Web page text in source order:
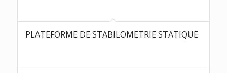
PLATEFORME DE STABILOMETRIE STATIQUE